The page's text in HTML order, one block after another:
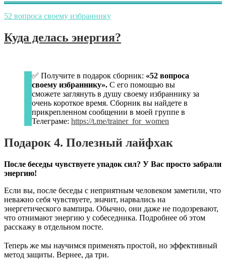
52 вопроса своему избраннику
Куда делась энергия?
✅ Получите в подарок сборник: «52 вопроса
своему избраннику». С его помощью вы
сможете заглянуть в душу своему избраннику за
очень короткое время. Сборник вы найдете в
прикрепленном сообщении в моей группе в
Телеграме: https://t.me/trainer_for_women
Подарок 4. Полезный лайфхак
После беседы чувствуете упадок сил? У Вас просто забрали
энергию!
Если вы, после беседы с неприятным человеком заметили, что
неважно себя чувствуете, значит, нарвались на
энергетического вампира. Обычно, они даже не подозревают,
что отнимают энергию у собеседника. Подробнее об этом
расскажу в отдельном посте.
Теперь же мы научимся применять простой, но эффективный
метод защиты. Вернее, да три.